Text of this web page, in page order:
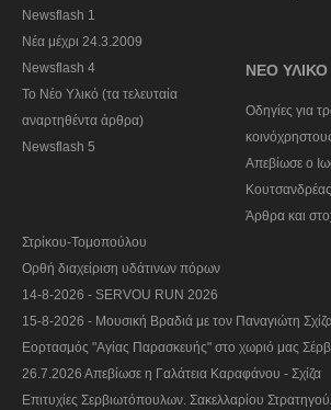
Newsflash 1
Nέα μέχρι 24.3.2009
Newsflash 4
Το Νέο Υλικό (τα τελευταία
αναρτηθέντα άρθρα)
Newsflash 5
ΝΕΟ ΥΛΙΚΟ
Οδηγίες για
Απεβίωσε ο
Άρθρα και
Στρίκου-Τομοπούλου
Ορθή διαχείριση υδάτινων πόρων
14-8-2026 - SERVOU RUN 2026
15-8-2026 - Μουσική Βραδιά με τον Παναγιώτη
Εορτασμός "Αγίας Παρασκευής" στο χωριό μας
26.7.2026 Απεβίωσε η Γαλάτεια Καραφάνου - Σχίζα
Επιτυχίες Σερβιωτόπουλων. Σακελλαρίου